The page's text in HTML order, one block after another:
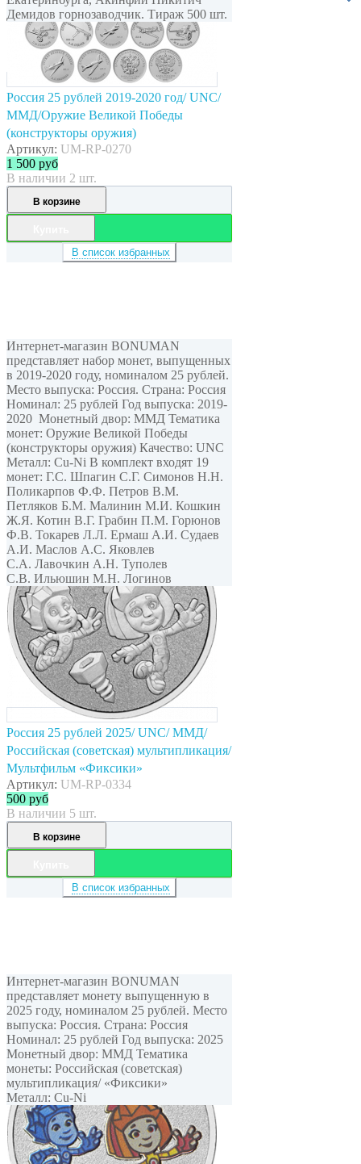
Демидов горнозаводчик. Тираж 500 шт.
Россия 25 рублей 2019-2020 год/ UNC/
ММД/Оружие Великой Победы
(конструкторы оружия)
Артикул: UM-RP-0270
1 500 руб
В наличии 2 шт.
В корзине
В список избранных
Интернет-магазин BONUMAN
представляет набор монет, выпущенных
в 2019-2020 году, номиналом 25 рублей.
Место выпуска: Россия. Страна: Россия
Номинал: 25 рублей Год выпуска: 2019-
2020 Монетный двор: ММД Тематика
монет: Оружие Великой Победы
(конструкторы оружия) Качество: UNC
Металл: Cu-Ni В комплект входят 19
монет: Г.С. Шпагин С.Г. Симонов Н.Н.
Поликарпов Ф.Ф. Петров В.М.
Петляков Б.М. Малинин М.И. Кошкин
Ж.Я. Котин В.Г. Грабин П.М. Горюнов
Ф.В. Токарев Л.Л. Ермаш А.И. Судаев
А.И. Маслов А.С. Яковлев
С.А. Лавочкин А.Н. Туполев
С.В. Ильюшин М.Н. Логинов
Россия 25 рублей 2025/ UNC/ ММД/
Российская (советская) мультипликация/
Мультфильм «Фиксики»
Артикул: UM-RP-0334
500 руб
В наличии 5 шт.
В корзине
В список избранных
Интернет-магазин BONUMAN
представляет монету выпущенную в
2025 году, номиналом 25 рублей. Место
выпуска: Россия. Страна: Россия
Номинал: 25 рублей Год выпуска: 2025
Монетный двор: ММД Тематика
монеты: Российская (советская)
мультипликация/ «Фиксики»
Металл: Cu-Ni